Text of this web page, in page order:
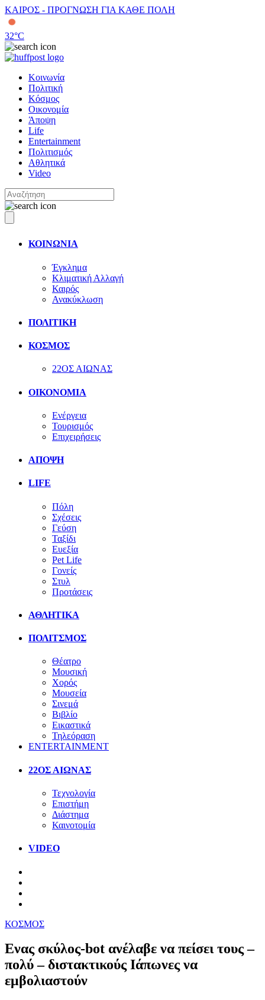
ΚΑΙΡΟΣ - ΠΡΟΓΝΩΣΗ ΓΙΑ ΚΑΘΕ ΠΟΛΗ
32°C
Κοινωνία
Πολιτική
Κόσμος
Οικονομία
Άποψη
Life
Entertainment
Πολιτισμός
Αθλητικά
Video
ΚΟΙΝΩΝΙΑ
Έγκλημα
Κλιματική Αλλαγή
Καιρός
Ανακύκλωση
ΠΟΛΙΤΙΚΗ
ΚΟΣΜΟΣ
22ΟΣ ΑΙΩΝΑΣ
ΟΙΚΟΝΟΜΙΑ
Ενέργεια
Τουρισμός
Επιχειρήσεις
ΑΠΟΨΗ
LIFE
Πόλη
Σχέσεις
Γεύση
Ταξίδι
Ευεξία
Pet Life
Γονείς
Στυλ
Προτάσεις
ΑΘΛΗΤΙΚΑ
ΠΟΛΙΤΣΜΟΣ
Θέατρο
Μουσική
Χορός
Μουσεία
Σινεμά
Βιβλίο
Εικαστικά
Τηλεόραση
ENTERTAINMENT
22ΟΣ ΑΙΩΝΑΣ
Τεχνολογία
Επιστήμη
Διάστημα
Καινοτομία
VIDEO
ΚΟΣΜΟΣ
Ενας σκύλος-bot ανέλαβε να πείσει τους –
πολύ – διστακτικούς Ιάπωνες να
εμβολιαστούν